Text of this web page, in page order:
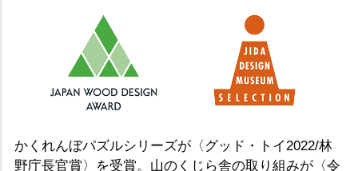
かくれんぼパズルシリーズが〈グッド・トイ2022/林
野庁長官賞〉を受賞。山のくじら舎の取り組みが〈令